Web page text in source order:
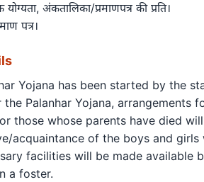
योग्यता, अंकतालिका/प्रमाणपत्र की प्रति।
पत्र।
Yojana has been started by the
the Palanhar Yojana,
those whose parents have died
acquaintance of the boys and
facilities will be made available
a foster.